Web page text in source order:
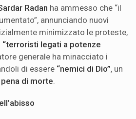
Radan ha ammesso che “il
annunciando nuovi
minimizzato le proteste,
“terroristi legati a potenze
generale ha minacciato i
di essere “nemici di Dio”, un
pena di morte